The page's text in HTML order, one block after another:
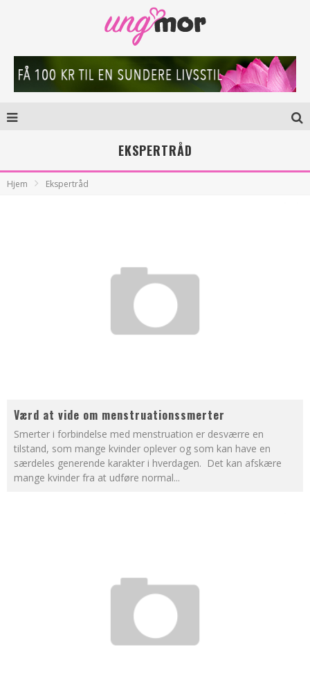
EKSPERTRÅD
Hjem Ekspertråd
Værd at vide om menstruationssmerter
Smerter i forbindelse med menstruation er desværre en
tilstand, som mange kvinder oplever og som kan have en
særdeles generende karakter i hverdagen. Det kan afskære
mange kvinder fra at udføre normal...